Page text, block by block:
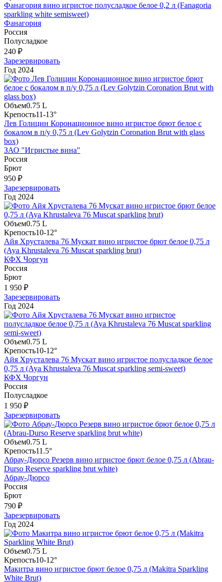
Фанагория вино игристое полусладкое белое 0,2 л (Fanagoria
sparkling white semisweet)
Фанагория
Россия
Полусладкое
240 ₽
Зарезервировать
Год 2024
Объем0.75 L
Крепость11-13°
Лев Голицин Коронационное вино игристое брют белое с
бокалом в п/у 0,75 л (Lev Golytzin Coronation Brut with glass
box)
ЗАО "Игристые вина"
Россия
Брют
950 ₽
Зарезервировать
Год 2024
Объем0.75 L
Крепость10-12°
Айя Хрусталева 76 Мускат вино игристое брют белое 0,75 л
(Aya Khrustaleva 76 Muscat sparkling brut)
КФХ Чоргун
Россия
Брют
1 950 ₽
Зарезервировать
Год 2024
Объем0.75 L
Крепость10-12°
Айя Хрусталева 76 Мускат вино игристое полусладкое белое
0,75 л (Aya Khrustaleva 76 Muscat sparkling semi-sweet)
КФХ Чоргун
Россия
Полусладкое
1 950 ₽
Зарезервировать
Объем0.75 L
Крепость11.5°
Абрау-Дюрсо Резерв вино игристое брют белое 0,75 л (Abrau-
Durso Reserve sparkling brut white)
Абрау-Дюрсо
Россия
Брют
790 ₽
Зарезервировать
Год 2024
Объем0.75 L
Крепость10-12°
Макитра вино игристое брют белое 0,75 л (Makitra Sparkling
White Brut)